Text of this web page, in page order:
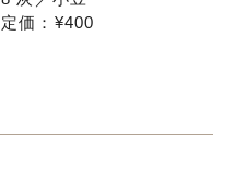
定価：¥400